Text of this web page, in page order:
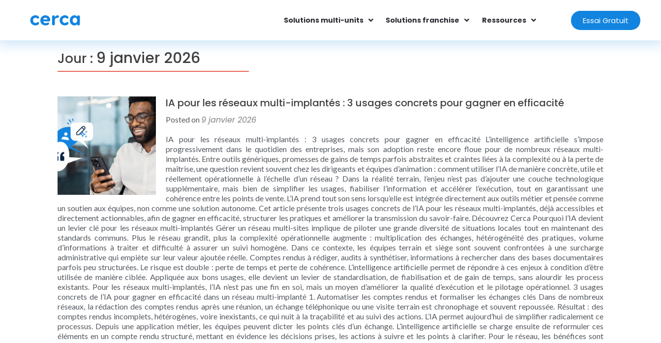
Solutions multi-units Solutions franchise Ressources Essai Gratuit
Jour : 9 janvier 2026
IA pour les réseaux multi-implantés : 3 usages concrets pour gagner en efficacité
Posted on 9 janvier 2026
IA pour les réseaux multi-implantés : 3 usages concrets pour gagner en efficacité L’intelligence artificielle s’impose
progressivement dans le quotidien des entreprises, mais son adoption reste encore floue pour de nombreux réseaux multi-
implantés. Entre outils génériques, promesses de gains de temps parfois abstraites et craintes liées à la complexité ou à la perte de
maîtrise, une question revient souvent chez les dirigeants et équipes d’animation : comment utiliser l’IA de manière concrète, utile et
réellement opérationnelle à l’échelle d’un réseau ? Dans la réalité terrain, l’enjeu n’est pas d’ajouter une couche technologique
supplémentaire, mais bien de simplifier les usages, fiabiliser l’information et accélérer l’exécution, tout en garantissant une
cohérence entre les points de vente. L’IA prend tout son sens lorsqu’elle est intégrée directement aux outils métier et pensée comme
un soutien aux équipes, non comme une solution autonome. Cet article présente trois usages concrets de l’IA pour les réseaux multi-implantés, déjà accessibles et
directement actionnables, afin de gagner en efficacité, structurer les pratiques et améliorer la transmission du savoir-faire. Découvrez Cerca Pourquoi l’IA devient
un levier clé pour les réseaux multi-implantés Gérer un réseau multi-sites implique de piloter une grande diversité de situations locales tout en maintenant des
standards communs. Plus le réseau grandit, plus la complexité opérationnelle augmente : multiplication des échanges, hétérogénéité des pratiques, volume
d’informations à traiter et difficulté à assurer un suivi homogène. Dans ce contexte, les équipes terrain et siège sont souvent confrontées à une surcharge
administrative qui empiète sur leur valeur ajoutée réelle. Comptes rendus à rédiger, audits à synthétiser, informations à rechercher dans des bases documentaires
parfois peu structurées. Le risque est double : perte de temps et perte de cohérence. L’intelligence artificielle permet de répondre à ces enjeux à condition d’être
utilisée de manière ciblée. Appliquée aux bons usages, elle devient un levier de standardisation, de fiabilisation et de gain de temps, sans alourdir les process
existants. Pour les réseaux multi-implantés, l’IA n’est pas une fin en soi, mais un moyen d’améliorer la qualité d’exécution et le pilotage opérationnel. 3 usages
concrets de l’IA pour gagner en efficacité dans un réseau multi-implanté 1. Automatiser les comptes rendus et formaliser les échanges clés Dans de nombreux
réseaux, la rédaction des comptes rendus après une réunion, un échange téléphonique ou une visite terrain est chronophage et souvent repoussée. Résultat : des
comptes rendus incomplets, hétérogènes, voire inexistants, ce qui nuit à la traçabilité et au suivi des actions. L’IA permet aujourd’hui de simplifier radicalement ce
processus. Depuis une application métier, les équipes peuvent dicter les points clés d’un échange. L’intelligence artificielle se charge ensuite de reformuler ces
éléments en un compte rendu structuré, mettant en évidence les décisions prises, les actions à suivre et les points à clarifier. Pour le réseau, les bénéfices sont